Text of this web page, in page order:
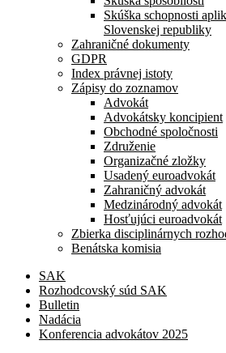
Skúška schopnosti
Slovenskej republiky
Zahraničné dokumenty
GDPR
Index právnej istoty
Zápisy do zoznamov
Advokát
Advokátsky koncipient
Obchodné spoločnosti
Združenie
Organizačné zložky
Usadený euroadvokát
Zahraničný advokát
Medzinárodný advokát
Hosťujúci euroadvokát
Zbierka disciplinárnych
Benátska komisia
SAK
Rozhodcovský súd SAK
Bulletin
Nadácia
Konferencia advokátov 2025